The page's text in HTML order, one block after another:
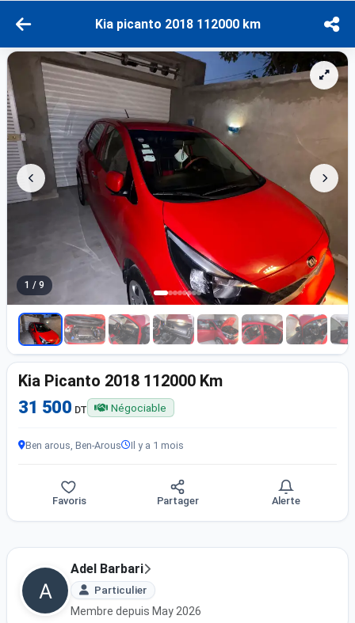
Kia picanto 2018 112000 km
1 / 9
Kia Picanto 2018 112000 Km
31 500 DT Négociable
Ben arous, Ben-Arous Il y a 1 mois
Favoris Partager Alerte
Adel Barbari
Particulier
Membre depuis May 2026